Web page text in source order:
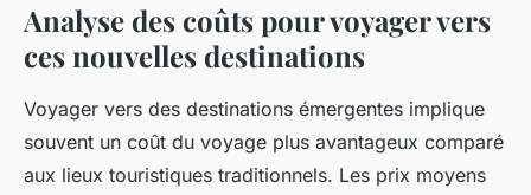
Analyse des coûts pour voyager vers
ces nouvelles destinations
Voyager vers des destinations émergentes implique
souvent un coût du voyage plus avantageux comparé
aux lieux touristiques traditionnels. Les prix moyens